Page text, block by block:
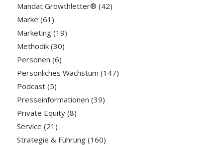
Mandat Growthletter® (42)
Marke (61)
Marketing(19)
Methodik(30)
Personen (6)
Persönliches Wachstum (147)
Podcast(5)
Presseinformationen (39)
Private Equity(8)
Service (21)
Strategie & Führung(160)